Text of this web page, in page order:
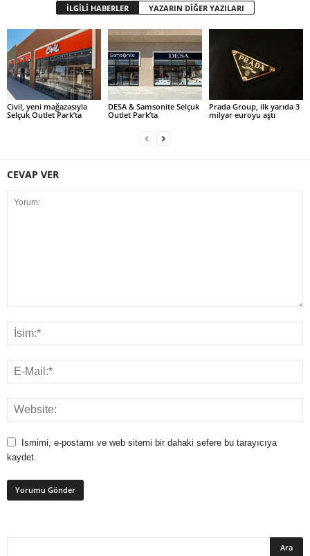
İLGİLİ HABERLER YAZARIN DİĞER YAZILARI
Civil, yeni mağazasıyla
Selçuk Outlet Park’ta
DESA & Samsonite Selçuk
Outlet Park’ta
Prada Group, ilk yarıda 3
milyar euroyu aştı
CEVAP VER
Ismimi, e-postamı ve web sitemi bir dahaki sefere bu tarayıcıya
kaydet.